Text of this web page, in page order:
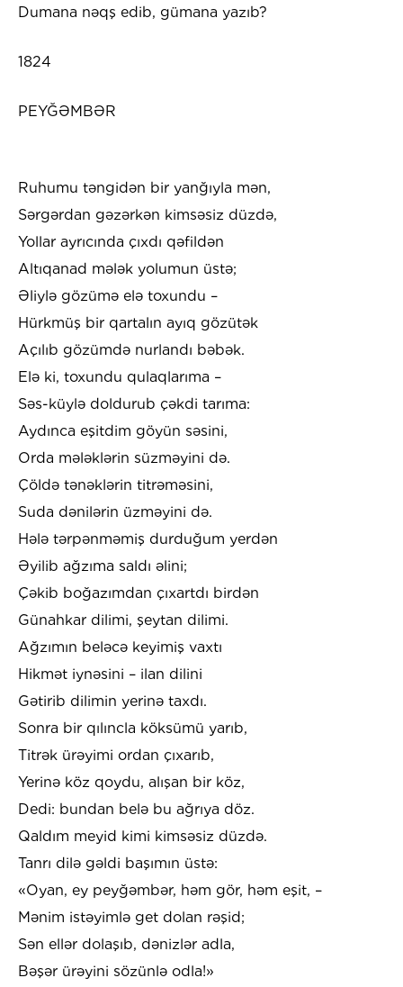
Dumana nəqş edib, gümana yazıb?
1824
PEYĞƏMBƏR
Ruhumu təngidən bir yanğıyla mən,
Sərgərdan gəzərkən kimsəsiz düzdə,
Yollar ayrıcında çıxdı qəfildən
Altıqanad mələk yolumun üstə;
Əliylə gözümə elə toxundu –
Hürkmüş bir qartalın ayıq gözütək
Açılıb gözümdə nurlandı bəbək.
Elə ki, toxundu qulaqlarıma –
Səs-küylə doldurub çəkdi tarıma:
Aydınca eşitdim göyün səsini,
Orda mələklərin süzməyini də.
Çöldə tənəklərin titrəməsini,
Suda dənilərin üzməyini də.
Hələ tərpənməmiş durduğum yerdən
Əyilib ağzıma saldı əlini;
Çəkib boğazımdan çıxartdı birdən
Günahkar dilimi, şeytan dilimi.
Ağzımın beləcə keyimiş vaxtı
Hikmət iynəsini – ilan dilini
Gətirib dilimin yerinə taxdı.
Sonra bir qılıncla köksümü yarıb,
Titrək ürəyimi ordan çıxarıb,
Yerinə köz qoydu, alışan bir köz,
Dedi: bundan belə bu ağrıya döz.
Qaldım meyid kimi kimsəsiz düzdə.
Tanrı dilə gəldi başımın üstə:
«Oyan, ey peyğəmbər, həm gör, həm eşit, –
Mənim istəyimlə get dolan rəşid;
Sən ellər dolaşıb, dənizlər adla,
Bəşər ürəyini sözünlə odla!»